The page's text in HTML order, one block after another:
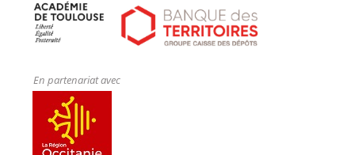
En partenariat avec